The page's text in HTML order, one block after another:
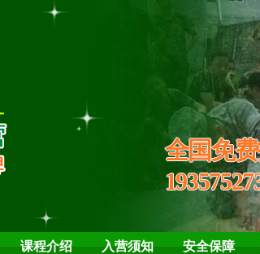
培养孩
全国免
课程介绍 入营须知 安全保障